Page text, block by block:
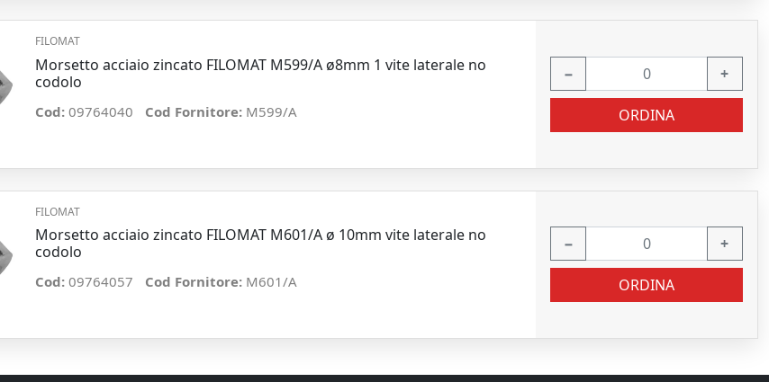
FILOMAT
Morsetto acciaio zincato FILOMAT M599/A ø8mm 1 vite laterale no
codolo
Cod: 09764040 Cod Fornitore: M599/A
− +
ORDINA
FILOMAT
Morsetto acciaio zincato FILOMAT M601/A ø 10mm vite laterale no
codolo
Cod: 09764057 Cod Fornitore: M601/A
− +
ORDINA